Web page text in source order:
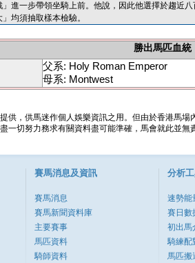
進一步帶領坐騎上前。他說，因此他選擇於趨近
均須抽取樣本檢驗。
勝出馬匹血統
父系: Holy Roman Emperor
母系: Montwest
供，供馬迷作個人娛樂資訊之用。但由於香港馬
一切努力務求有關資料盡可能準確，馬會就此並
賽馬消息及資訊
賽馬消息
賽馬新聞資料庫
主要賽事
馬匹資料
騎師資料
分析
速勢能
賽日數
初出馬
騎練配
馬匹搬